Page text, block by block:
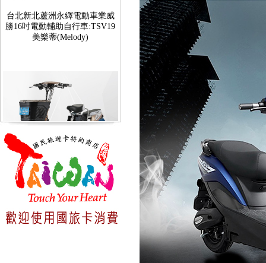
美樂蒂(Melody)
台北新北蘆洲永繹電動車可愛
馬18吋電動輔助自行車 CHT-
027